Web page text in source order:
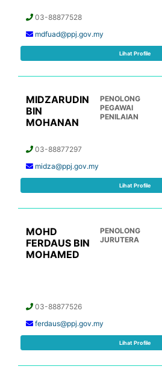
03-88877528
mdfuad@ppj.gov.my
Lihat Profile
MIDZARUDIN
BIN
MOHANAN
PENOLONG
PEGAWAI
PENILAIAN
03-88877297
midza@ppj.gov.my
Lihat Profile
MOHD
FERDAUS BIN
MOHAMED
PENOLONG
JURUTERA
03-88877526
ferdaus@ppj.gov.my
Lihat Profile